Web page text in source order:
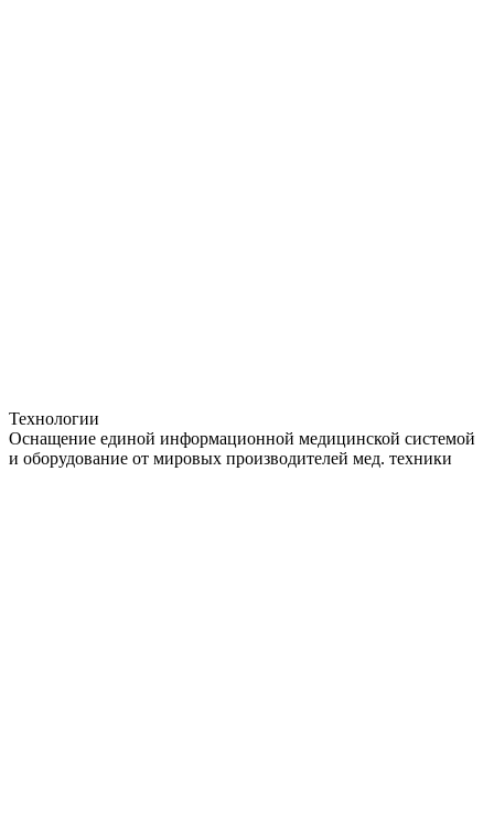
Технологии
Оснащение единой информационной медицинской системой
и оборудование от мировых производителей мед. техники